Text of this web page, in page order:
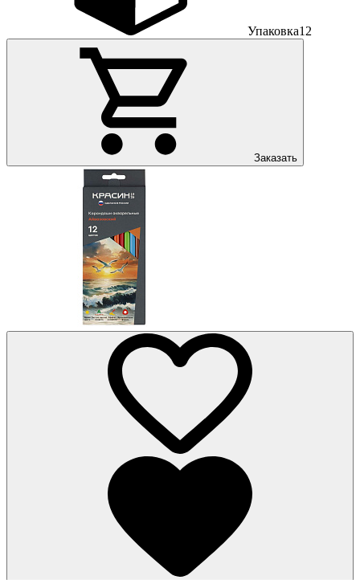
Упаковка12
Заказать